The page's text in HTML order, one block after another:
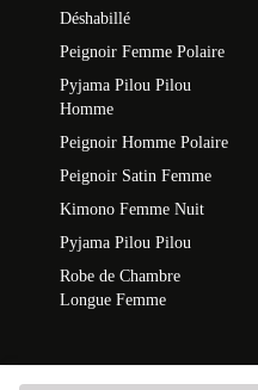
Déshabillé
Peignoir Femme Polaire
Pyjama Pilou Pilou
Homme
Peignoir Homme Polaire
Peignoir Satin Femme
Kimono Femme Nuit
Pyjama Pilou Pilou
Robe de Chambre
Longue Femme